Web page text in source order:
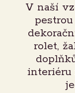
V naší
rolet,
interiéru